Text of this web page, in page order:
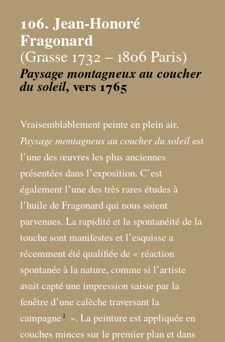
106. Jean-Honoré
Fragonard
(Grasse 1732 – 1806 Paris)
Paysage montagneux au coucher
du soleil, vers 1765
Vraisemblablement peinte en plein air,
Paysage montagneux au coucher du soleilest
l’une des œuvres les plus anciennes
présentées dans l’exposition. C’est
également l’une des très rares études à
l’huile de Fragonard qui nous soient
parvenues. La rapidité et la spontanéité de la
touche sont manifestes et l’esquisse a
récemment été qualifiée de « réaction
spontanée à la nature, comme si l’artiste
avait capté une impression saisie par la
fenêtre d’une calèche traversant la
campagne 1 ». La peinture est appliquée en
couches minces sur le premier plan et dans